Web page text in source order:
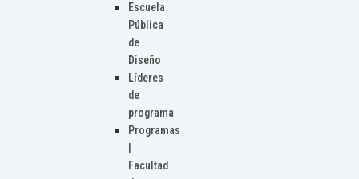
Escuela
Pública
de
Diseño
Líderes
de
programa
Programas
Facultad